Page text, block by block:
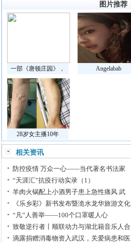
图片推荐
一部《唐顿庄园》， Angelabab
28岁女主播10年
相关资讯
防控疫情 万众一心——当代著名书法家
“天涯汇”抗疫行动实录（1）
羊肉火锅配上小酒男子患上急性痛风 武
《乐乡彩》新书发布暨洈水龙华旅游文化
“凡”人善举——100个口罩暖人心
致敬逆行者丨顺联动力与湖北籍音乐人合
滴露捐赠消毒物资入武汉，关爱病患和医